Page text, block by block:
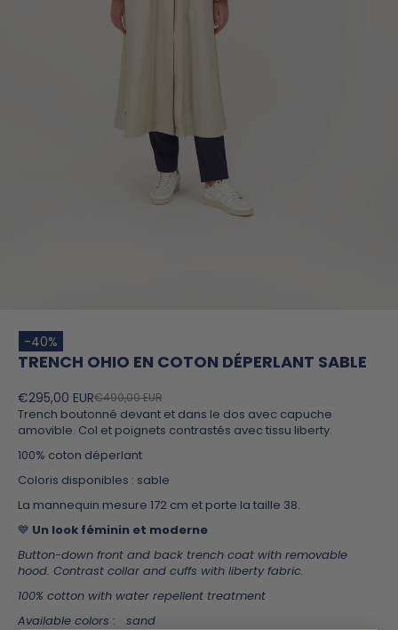
-40%
TRENCH OHIO EN COTON DÉPERLANT SABLE
€490,00 EUR
€295,00 EUR
Trench boutonné devant et dans le dos avec capuche
amovible. Col et poignets contrastés avec tissu liberty.
100% coton déperlant
Coloris disponibles : sable
La mannequin mesure 172 cm et porte la taille 38.
💙 Un look féminin et moderne
Button-down front and back trench coat with removable
hood. Contrast collar and cuffs with liberty fabric.
100% cotton with water repellent treatment
Available colors : sand